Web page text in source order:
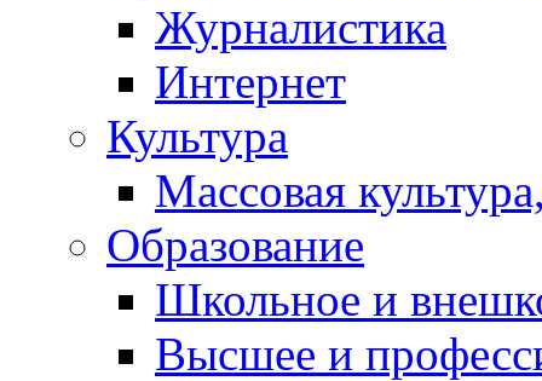
Журналистика
Интернет
Культура
Массовая
Образование
Школьное и
Высшее и